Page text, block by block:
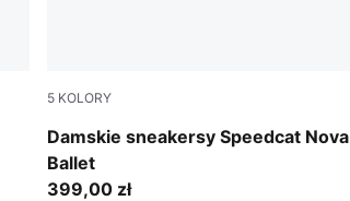
5 KOLORY
Damskie sneakersy Speedcat Nova
Ballet
Red Rhythm-PUMA Black
399,00 zł